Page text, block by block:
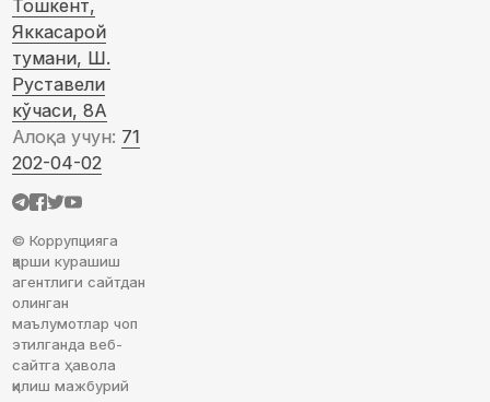
Тошкент,
Яккасарой
тумани, Ш.
Руставели
кўчаси, 8А
Алоқа учун: 71
202-04-02
© Коррупцияга
қарши курашиш
агентлиги сайтдан
олинган
маълумотлар чоп
этилганда веб-
сайтга ҳавола
қилиш мажбурий